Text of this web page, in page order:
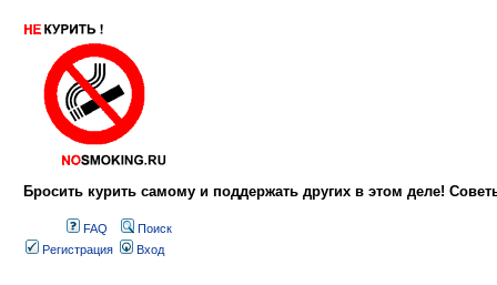
Бросить курить самому и поддержать других в этом деле!
FAQ
Поиск
Регистрация
Вход